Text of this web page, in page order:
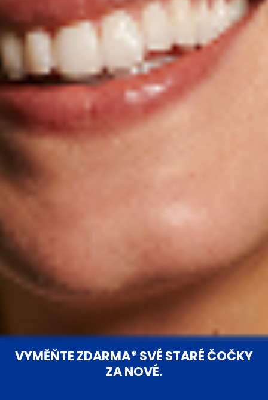
VYMĚŇTE ZDARMA* SVÉ STARÉ ČOČKY
ZA NOVÉ.